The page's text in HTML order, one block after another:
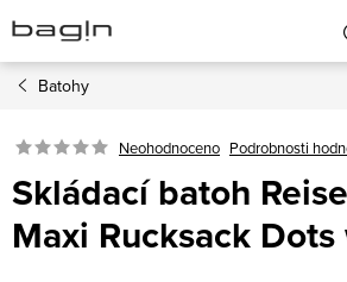
na
obsah
Batohy
Neohodnoceno Podrobnosti
Skládací batoh
Maxi Rucksack